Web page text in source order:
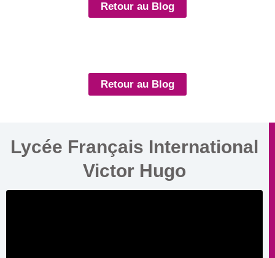
Retour au Blog
Retour au Blog
Lycée Français International
Victor Hugo